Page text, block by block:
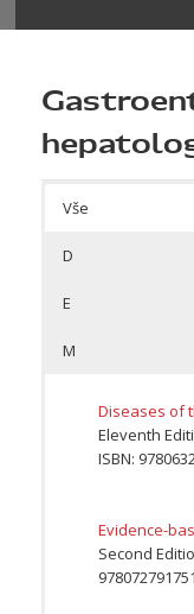
Vše
D
E
M
Diseases of
Eleventh
ISBN:
Evidence-
Second